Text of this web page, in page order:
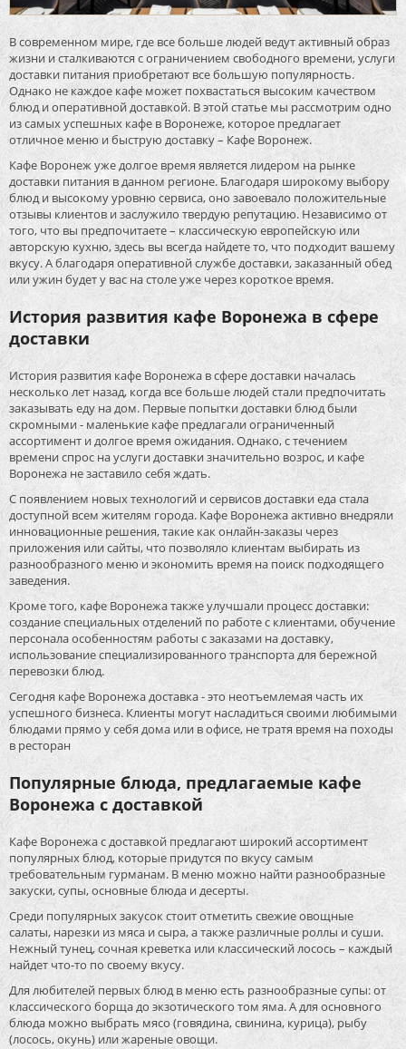
В современном мире, где все больше людей ведут активный образ
жизни и сталкиваются с ограничением свободного времени, услуги
доставки питания приобретают все большую популярность.
Однако не каждое кафе может похвастаться высоким качеством
блюд и оперативной доставкой. В этой статье мы рассмотрим одно
из самых успешных кафе в Воронеже, которое предлагает
отличное меню и быструю доставку – Кафе Воронеж.
Кафе Воронеж уже долгое время является лидером на рынке
доставки питания в данном регионе. Благодаря широкому выбору
блюд и высокому уровню сервиса, оно завоевало положительные
отзывы клиентов и заслужило твердую репутацию. Независимо от
того, что вы предпочитаете – классическую европейскую или
авторскую кухню, здесь вы всегда найдете то, что подходит вашему
вкусу. А благодаря оперативной службе доставки, заказанный обед
или ужин будет у вас на столе уже через короткое время.
История развития кафе Воронежа в сфере
доставки
История развития кафе Воронежа в сфере доставки началась
несколько лет назад, когда все больше людей стали предпочитать
заказывать еду на дом. Первые попытки доставки блюд были
скромными - маленькие кафе предлагали ограниченный
ассортимент и долгое время ожидания. Однако, с течением
времени спрос на услуги доставки значительно возрос, и кафе
Воронежа не заставило себя ждать.
С появлением новых технологий и сервисов доставки еда стала
доступной всем жителям города. Кафе Воронежа активно внедряли
инновационные решения, такие как онлайн-заказы через
приложения или сайты, что позволяло клиентам выбирать из
разнообразного меню и экономить время на поиск подходящего
заведения.
Кроме того, кафе Воронежа также улучшали процесс доставки:
создание специальных отделений по работе с клиентами, обучение
персонала особенностям работы с заказами на доставку,
использование специализированного транспорта для бережной
перевозки блюд.
Сегодня кафе Воронежа доставка - это неотъемлемая часть их
успешного бизнеса. Клиенты могут насладиться своими любимыми
блюдами прямо у себя дома или в офисе, не тратя время на походы
в ресторан
Популярные блюда, предлагаемые кафе
Воронежа с доставкой
Кафе Воронежа с доставкой предлагают широкий ассортимент
популярных блюд, которые придутся по вкусу самым
требовательным гурманам. В меню можно найти разнообразные
закуски, супы, основные блюда и десерты.
Среди популярных закусок стоит отметить свежие овощные
салаты, нарезки из мяса и сыра, а также различные роллы и суши.
Нежный тунец, сочная креветка или классический лосось – каждый
найдет что-то по своему вкусу.
Для любителей первых блюд в меню есть разнообразные супы: от
классического борща до экзотического том яма. А для основного
блюда можно выбрать мясо (говядина, свинина, курица), рыбу
(лосось, окунь) или жареные овощи.